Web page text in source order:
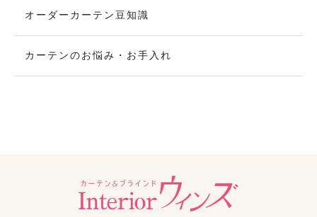
オーダーカーテン豆知識
カーテンのお悩み・お手入れ